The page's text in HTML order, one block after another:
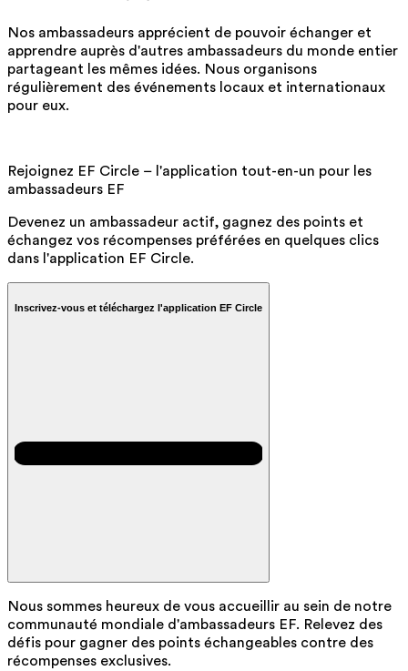
Nos ambassadeurs apprécient de pouvoir échanger et
apprendre auprès d'autres ambassadeurs du monde entier
partageant les mêmes idées. Nous organisons
régulièrement des événements locaux et internationaux
pour eux.
Rejoignez EF Circle – l'application tout-en-un pour les
ambassadeurs EF
Devenez un ambassadeur actif, gagnez des points et
échangez vos récompenses préférées en quelques clics
dans l'application EF Circle.
Inscrivez-vous et téléchargez l'application EF Circle
Nous sommes heureux de vous accueillir au sein de notre
communauté mondiale d'ambassadeurs EF. Relevez des
défis pour gagner des points échangeables contre des
récompenses exclusives.